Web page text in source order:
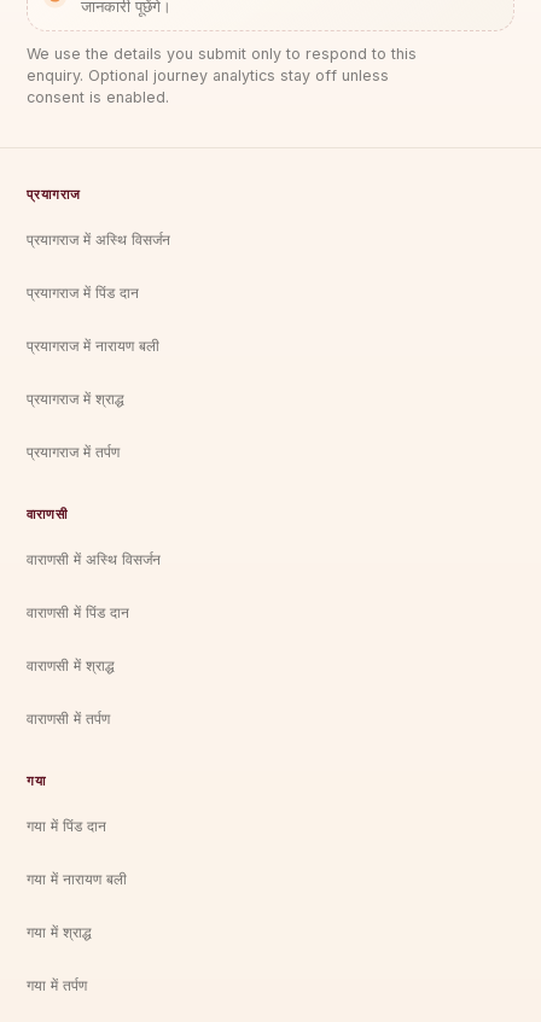
जानकारी पूछेंगे।
We use the details you submit only to respond to this
enquiry. Optional journey analytics stay off unless
consent is enabled.
प्रयागराज
प्रयागराज में अस्थि विसर्जन
प्रयागराज में पिंड दान
प्रयागराज में नारायण बली
प्रयागराज में श्राद्ध
प्रयागराज में तर्पण
वाराणसी
वाराणसी में अस्थि विसर्जन
वाराणसी में पिंड दान
वाराणसी में श्राद्ध
वाराणसी में तर्पण
गया
गया में पिंड दान
गया में नारायण बली
गया में श्राद्ध
गया में तर्पण